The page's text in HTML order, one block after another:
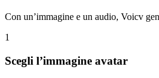
Con un’immagine e un audio, Voicv
1
Scegli l’immagine avatar